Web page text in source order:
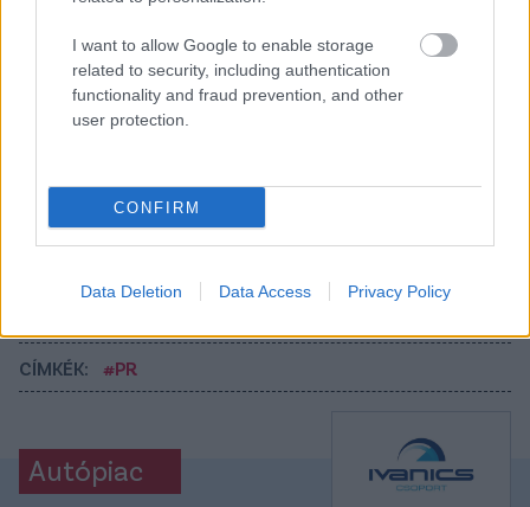
I want to allow Google to enable storage
related to security, including authentication
functionality and fraud prevention, and other
user protection.
CONFIRM
Data Deletion Data Access Privacy Policy
Hamarosan itt a nyuszi, lepd meg a kollégákat
húsvéti finomságokat tartalmazó ajándék-
összeállításokkal!
között legyen a Google-találatokban
CÍMKÉK: #PR
Autópiac